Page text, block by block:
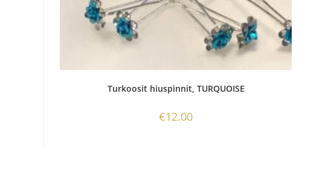
Turkoosit hiuspinnit, TURQUOISE
€12.00